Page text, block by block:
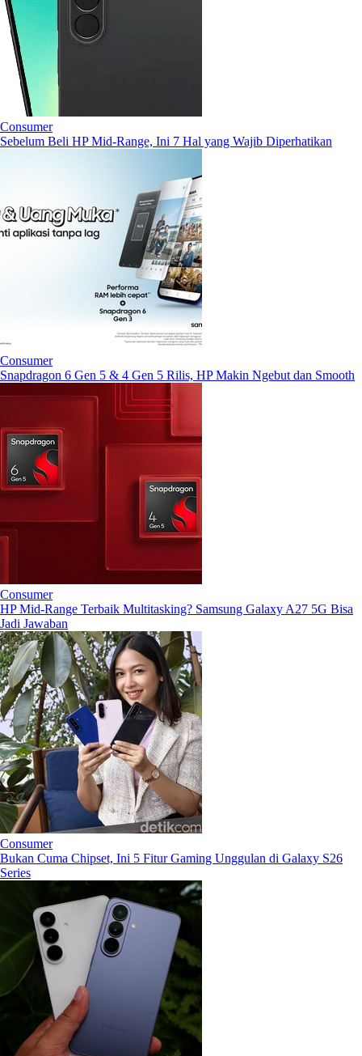
Consumer
Sebelum Beli HP Mid-Range, Ini 7 Hal yang Wajib Diperhatikan
Consumer
Snapdragon 6 Gen 5 & 4 Gen 5 Rilis, HP Makin Ngebut dan Smooth
Consumer
HP Mid-Range Terbaik Multitasking? Samsung Galaxy A27 5G Bisa
Jadi Jawaban
Consumer
Bukan Cuma Chipset, Ini 5 Fitur Gaming Unggulan di Galaxy S26
Series